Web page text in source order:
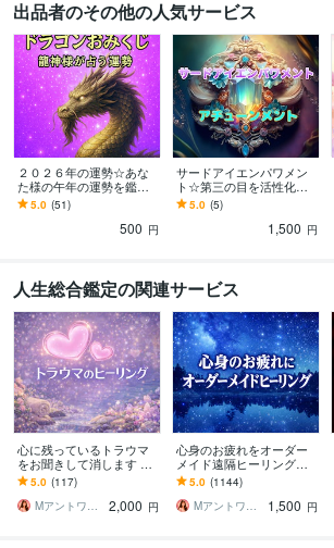
前世占い
守護霊占い 運勢 タロットカード
出品者のその他の人気サービス
２０２６年の運勢☆あな
た様の午年の運勢を鑑定
します ＤＲＡＧＯＮおみ
くじ感覚☆午年の運勢
は？【８月以降の運勢
5.0 (51)
500 円
サードアイエンパワメン
ト☆第三の目を活性化さ
せます 能力の高まり・浄
化ヒーリング・アチュー
5.0 (5)
1,500 円
人生総合鑑定の関連サービス
心に残っているトラウマ
をお聞きして消します 幼
少期やイジメ、恋人にひ
どい扱い❤基本即レスです
❤
5.0 (117)
Mアントワネット＠駆け込み寺
2,000 円
心身のお疲れをオーダー
メイド遠隔ヒーリングし
ます お疲れが取れない、
スッキリしない❤基本即レ
スです❤
5.0 (1144)
Mアントワネット＠駆け込み寺
1,500 円